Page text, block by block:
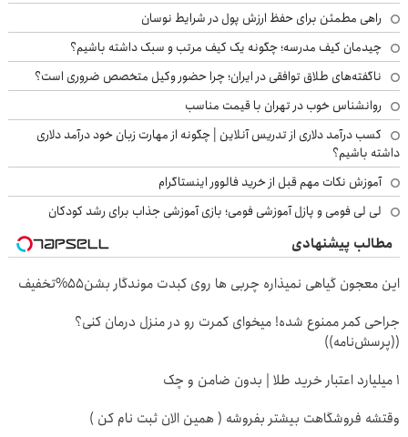
راهی مطمئن برای حفظ ارزش پول در شرایط نوسان
چیدمان کیف مدرسه؛ چگونه یک کیف مرتب و سبک داشته باشیم؟
ناگفته‌های طلاق توافقی در ایران؛ چرا حضور وکیل متخصص ضروری است؟
روانشناس خوب در تهران با قیمت مناسب
کسب درآمد دلاری از تدریس آنلاین | چگونه از مهارت زبان خود درآمد دلاری
داشته باشیم؟
آموزش نکات مهم قبل از خرید فالوور اینستاگرام
لی لی فومی و پازل آموزشی فومی؛ بازی آموزشی جذاب برای رشد کودکان
مطالب پیشنهادی
این معجون گیاهی نمیذاره چربی ها روی کبدت موندگار بشن55%تخفیف
جراحی کمر ممنوع شده! میخوای کمرت رو در منزل درمان کنی؟
((پرسش‌نامه))
۱ میلیارد اعتبار خرید طلا | بدون ضامن و چک
وقتشه فروشگاهت بیشتر بفروشه ( همین الان ثبت نام کن )